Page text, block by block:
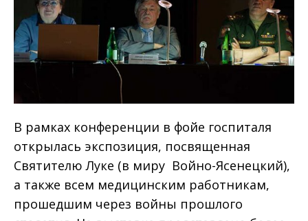
В рамках конференции в фойе госпиталя
открылась экспозиция, посвященная
Святителю Луке (в миру Войно-Ясенецкий),
а также всем медицинским работникам,
прошедшим через войны прошлого